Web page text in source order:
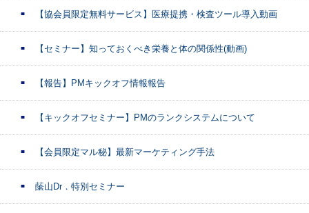
【協会員限定無料サービス】医療提携・検査ツール導入動画
【セミナー】知っておくべき栄養と体の関係性(動画)
【報告】PMキックオフ情報報告
【キックオフセミナー】PMのランクシステムについて
【会員限定マル秘】最新マーケティング手法
䕃山Dr．特別セミナー